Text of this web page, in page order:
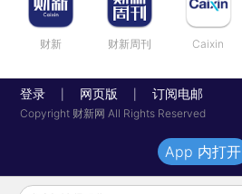
财新 财新周刊 Caixin
登录 网页版 订阅电邮
Copyright 财新网 All Rights Reserved
App 内打开